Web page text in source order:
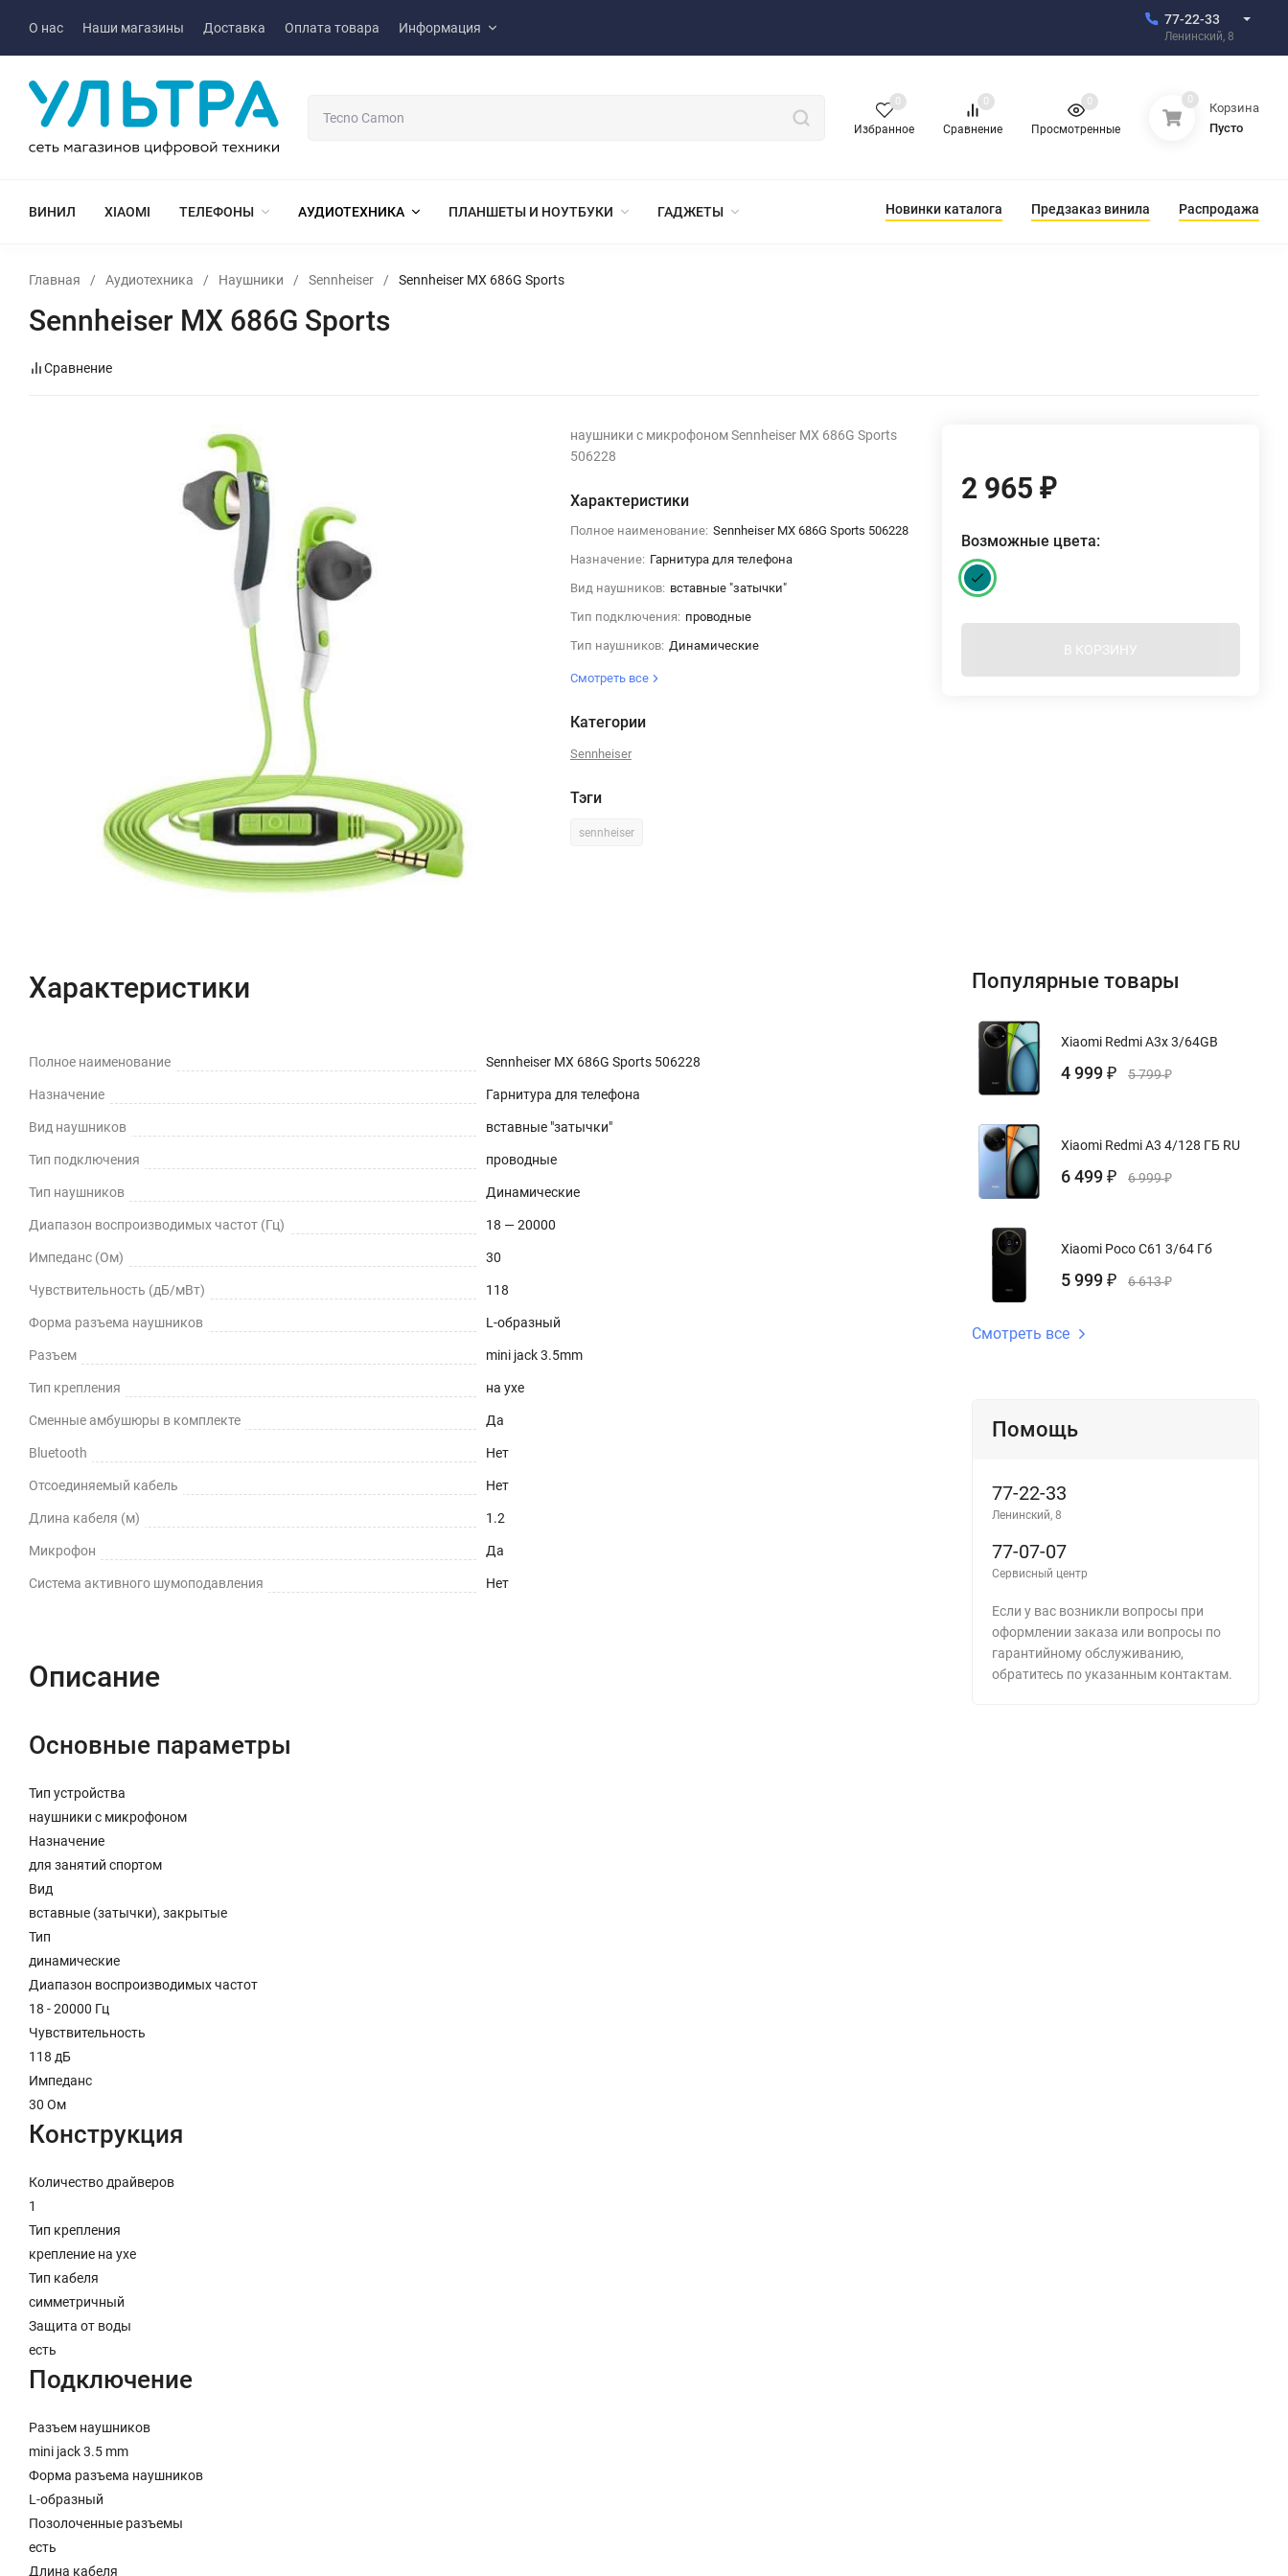
О нас Наши магазины Доставка Оплата товара Информация
77-22-33
Ленинский, 8
Избранное
0
Сравнение
0
Просмотренные
0 0
Корзина
Пусто
ВИНИЛ XIAOMI ТЕЛЕФОНЫ АУДИОТЕХНИКА ПЛАНШЕТЫ И НОУТБУКИ ГАДЖЕТЫ Новинки каталога Предзаказ винила Распродажа
Главная / Аудиотехника / Наушники / Sennheiser / Sennheiser MX 686G Sports
Sennheiser MX 686G Sports
Сравнение
наушники с микрофоном Sennheiser MX 686G Sports
506228
Характеристики
Полное наименование: Sennheiser MX 686G Sports 506228
Назначение: Гарнитура для телефона
Вид наушников: вставные "затычки"
Тип подключения: проводные
Тип наушников: Динамические
Смотреть все
Категории
Sennheiser
Тэги
sennheiser
2 965₽
Возможные цвета:
В КОРЗИНУ
Характеристики
Полное наименование Sennheiser MX 686G Sports 506228
Назначение Гарнитура для телефона
Вид наушников вставные "затычки"
Тип подключения проводные
Тип наушников Динамические
Диапазон воспроизводимых частот (Гц) 18 — 20000
Импеданс (Ом) 30
Чувствительность (дБ/мВт) 118
Форма разъема наушников L-образный
Разъем mini jack 3.5mm
Тип крепления на ухе
Сменные амбушюры в комплекте Да
Bluetooth Нет
Отсоединяемый кабель Нет
Длина кабеля (м) 1.2
Микрофон Да
Cистема активного шумоподавления Нет
Описание
Основные параметры
Тип устройства
наушники с микрофоном
Назначение
для занятий спортом
Вид
вставные (затычки), закрытые
Тип
динамические
Диапазон воспроизводимых частот
18 - 20000 Гц
Чувствительность
118 дБ
Импеданс
30 Ом
Конструкция
Количество драйверов
1
Тип крепления
крепление на ухе
Тип кабеля
симметричный
Защита от воды
есть
Подключение
Разъем наушников
mini jack 3.5 mm
Форма разъема наушников
L-образный
Позолоченные разъемы
есть
Длина кабеля
Популярные товары
Xiaomi Redmi A3x 3/64GB
4 999 ₽ 5 799₽
Xiaomi Redmi A3 4/128 ГБ RU
6 499 ₽ 6 999₽
Xiaomi Poco C61 3/64 Гб
5 999 ₽ 6 613₽
Смотреть все
Помощь
77-22-33
Ленинский, 8
77-07-07
Сервисный центр
Если у вас возникли вопросы при
оформлении заказа или вопросы по
гарантийному обслуживанию,
обратитесь по указанным контактам.